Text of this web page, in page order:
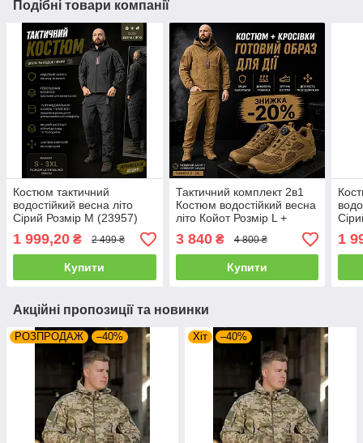
Подібні товари компанії
Костюм тактичний
водостійкий весна літо
Сірий Розмір M (23957)
1 999,20 ₴ 2 499 ₴
Купити
Тактичний комплект 2в1
Костюм водостійкий весна
літо Койот Розмір L +
Кросівки на автошнурівці
3 840₴ 4 800 ₴
Купити
1
Акційні пропозиції та новинки
РОЗПРОДАЖ –40% Хіт –40%